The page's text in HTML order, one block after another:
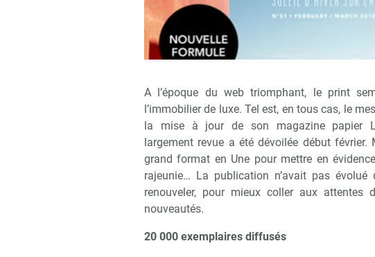
A l’époque du web triomphant, le print
l’immobilier de luxe. Tel est, en tous cas, le
la mise à jour de son magazine papier
largement revue a été dévoilée début
grand format en Une pour mettre en
rajeunie… La publication n’avait pas
renouveler, pour mieux coller aux attentes
nouveautés.
20 000 exemplaires diffusés